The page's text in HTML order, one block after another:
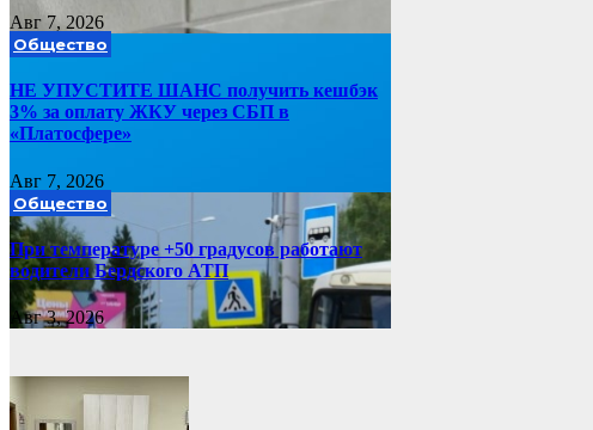
Авг 7, 2026
Общество
НЕ УПУСТИТЕ ШАНС получить кешбэк
3% за оплату ЖКУ через СБП в
«Платосфере»
Авг 7, 2026
Общество
При температуре +50 градусов работают
водители Бердского АТП
Авг 3, 2026